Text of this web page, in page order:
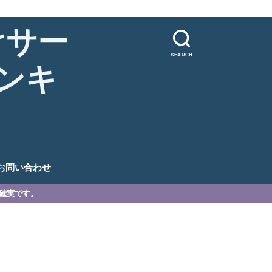
SEARCH
ー
キ
問い合わせ
実です。